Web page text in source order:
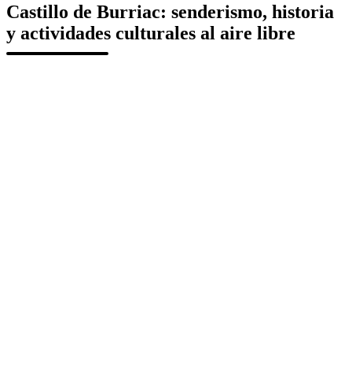
Castillo de Burriac: senderismo, historia
y actividades culturales al aire libre